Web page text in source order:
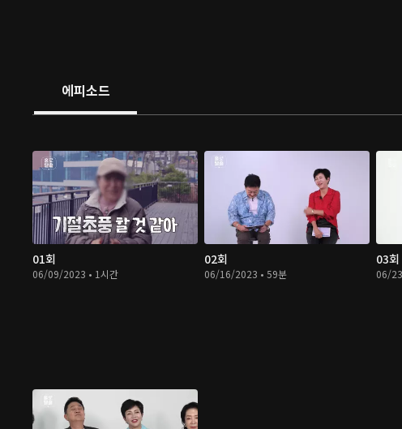
에피소드
01회
06/09/2023 • 1시간
02회
06/16/2023 • 59분
03회
06/